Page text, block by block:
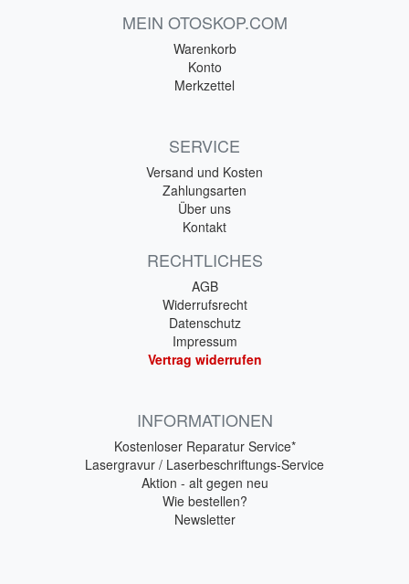
MEIN OTOSKOP.COM
Warenkorb
Konto
Merkzettel
SERVICE
Versand und Kosten
Zahlungsarten
Über uns
Kontakt
RECHTLICHES
AGB
Widerrufsrecht
Datenschutz
Impressum
Vertrag widerrufen
INFORMATIONEN
Kostenloser Reparatur Service*
Lasergravur / Laserbeschriftungs-Service
Aktion - alt gegen neu
Wie bestellen?
Newsletter